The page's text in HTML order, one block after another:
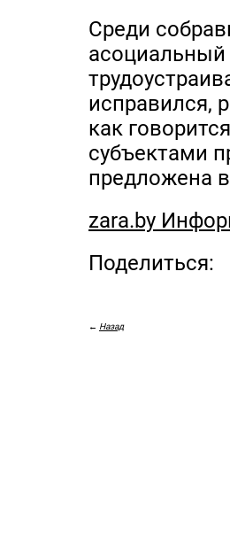
Среди
асоциальный
исправился,
как
субъектами
предложена
zara.by
Поделиться:
← Назад